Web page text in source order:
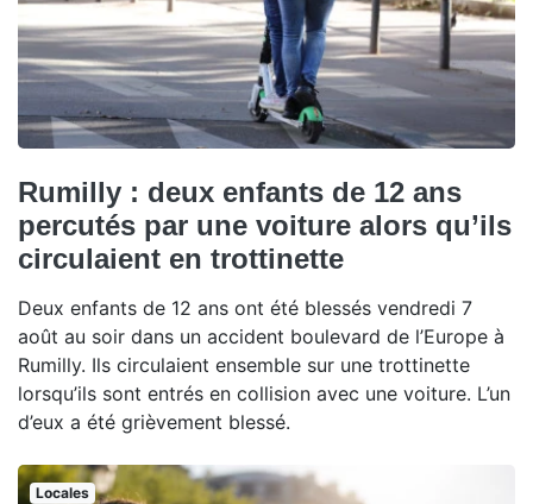
Rumilly : deux enfants de 12 ans
percutés par une voiture alors qu’ils
circulaient en trottinette
Deux enfants de 12 ans ont été blessés vendredi 7
août au soir dans un accident boulevard de l’Europe à
Rumilly. Ils circulaient ensemble sur une trottinette
lorsqu’ils sont entrés en collision avec une voiture. L’un
d’eux a été grièvement blessé.
Locales